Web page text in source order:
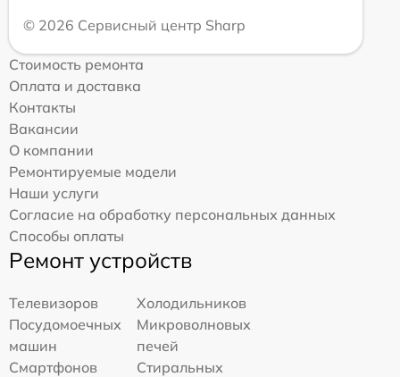
© 2026 Сервисный центр Sharp
Стоимость ремонта
Оплата и доставка
Контакты
Вакансии
О компании
Ремонтируемые модели
Наши услуги
Согласие на обработку персональных данных
Способы оплаты
Ремонт устройств
Телевизоров
Холодильников
Посудомоечных
машин
Микроволновых
печей
Смартфонов
Стиральных